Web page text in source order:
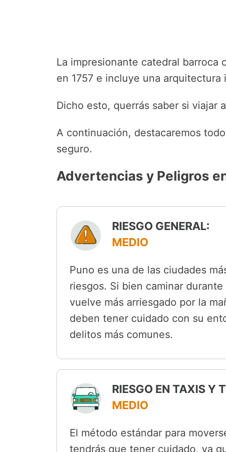
La impresionante catedral barroca
en 1757 e incluye una arquitectura
Dicho esto, querrás saber si viajar
A continuación, destacaremos
seguro.
Advertencias y Peligros
RIESGO GENERAL:
MEDIO
Puno es una de las ciudades
riesgos. Si bien caminar
vuelve más arriesgado por la
deben tener cuidado con su
delitos más comunes.
RIESGO EN TAXIS Y
MEDIO
El método estándar para
tendrás que tener cuidado, ya